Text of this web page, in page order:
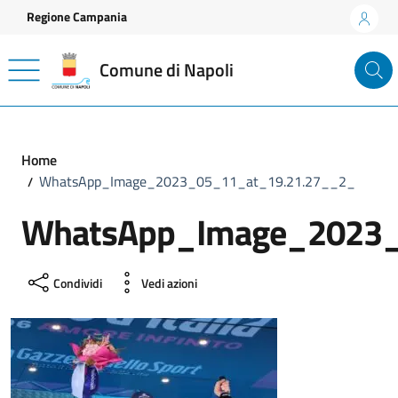
Vai ai contenuti
Vai al footer
Regione Campania
Comune di Napoli
Home
WhatsApp_Image_2023_05_11_at_19.21.27__2_
Condividi Vedi azioni